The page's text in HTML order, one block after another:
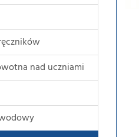
nad uczniami